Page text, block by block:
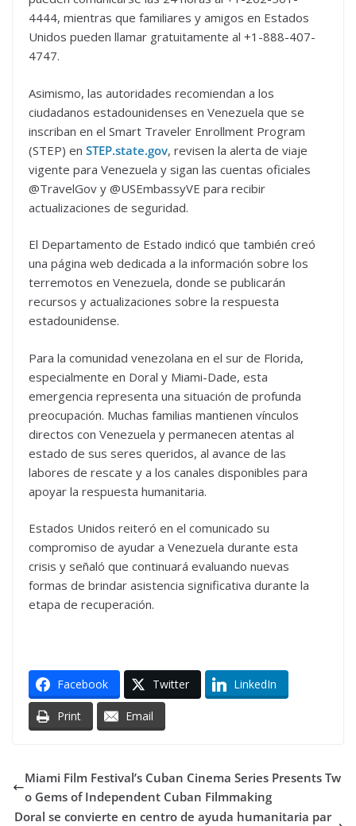
4444, mientras que familiares y amigos en Estados
Unidos pueden llamar gratuitamente al +1-888-407-
4747.
Asimismo, las autoridades recomiendan a los
ciudadanos estadounidenses en Venezuela que se
inscriban en el Smart Traveler Enrollment Program
(STEP) en STEP.state.gov, revisen la alerta de viaje
vigente para Venezuela y sigan las cuentas oficiales
@TravelGov y @USEmbassyVE para recibir
actualizaciones de seguridad.
El Departamento de Estado indicó que también creó
una página web dedicada a la información sobre los
terremotos en Venezuela, donde se publicarán
recursos y actualizaciones sobre la respuesta
estadounidense.
Para la comunidad venezolana en el sur de Florida,
especialmente en Doral y Miami-Dade, esta
emergencia representa una situación de profunda
preocupación. Muchas familias mantienen vínculos
directos con Venezuela y permanecen atentas al
estado de sus seres queridos, al avance de las
labores de rescate y a los canales disponibles para
apoyar la respuesta humanitaria.
Estados Unidos reiteró en el comunicado su
compromiso de ayudar a Venezuela durante esta
crisis y señaló que continuará evaluando nuevas
formas de brindar asistencia significativa durante la
etapa de recuperación.
Facebook Twitter LinkedIn
Print Email
Miami Film Festival’s Cuban Cinema Series Presents Tw
o Gems of Independent Cuban Filmmaking
Doral se convierte en centro de ayuda humanitaria par